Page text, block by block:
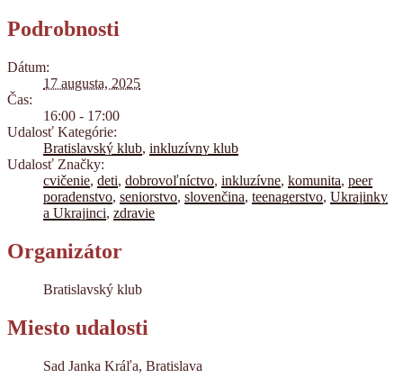
Podrobnosti
Dátum:
17 augusta, 2025
Čas:
16:00 - 17:00
Udalosť Kategórie:
Bratislavský klub, inkluzívny klub
Udalosť Značky:
cvičenie, deti, dobrovoľníctvo, inkluzívne, komunita, peer
poradenstvo, seniorstvo, slovenčina, teenagerstvo, Ukrajinky
a Ukrajinci, zdravie
Organizátor
Bratislavský klub
Miesto udalosti
Sad Janka Kráľa, Bratislava